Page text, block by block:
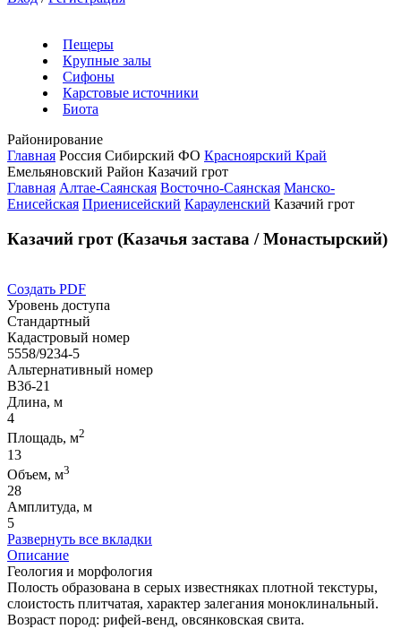
Пещеры
Крупные залы
Сифоны
Карстовые источники
Биота
Районирование
Главная Россия Сибирский ФО Красноярский Край
Емельяновский Район Казачий грот
Главная Алтае-Саянская Восточно-Саянская Манско-
Енисейская Приенисейский Карауленский Казачий грот
Казачий грот (Казачья застава / Монастырский)
Создать PDF
Уровень доступа
Стандартный
Кадастровый номер
5558/9234-5
Альтернативный номер
В3б-21
Длина, м
4
Площадь, м2
13
Объем, м3
28
Амплитуда, м
5
Развернуть все вкладки
Описание
Геология и морфология
Полость образована в серых известняках плотной текстуры,
слоистость плитчатая, характер залегания моноклинальный.
Возраст пород: рифей-венд, овсянковская свита.